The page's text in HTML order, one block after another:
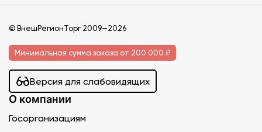
© ВнешРегионТорг 2009—2026
Минимальная сумма заказа от 200 000 ₽
Версия для слабовидящих
О компании
Госорганизациям